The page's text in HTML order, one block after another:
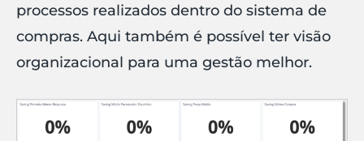
processos realizados dentro do sistema de
compras. Aqui também é possível ter visão
organizacional para uma gestão melhor.